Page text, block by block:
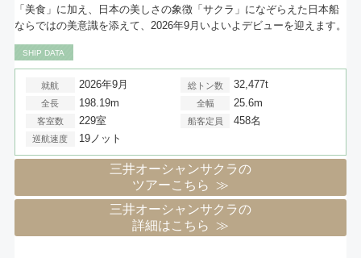
「美食」に加え、日本の美しさの象徴「サクラ」になぞらえた日本船
ならではの美意識を添えて、2026年9月いよいよデビューを迎えます。
SHIP DATA
就航 2026年9月 総トン数 32,477t
全長 198.19m 全幅 25.6m
客室数 229室 船客定員 458名
巡航速度 19ノット
三井オーシャンサクラの
ツアーこちら
三井オーシャンサクラの
詳細はこちら